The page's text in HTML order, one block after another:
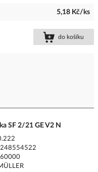
5,18 Kč/ks
do košíku
SF 2/21 GE V2 N